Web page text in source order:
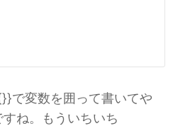
で変数を囲って書いてや
ね。もういちいち